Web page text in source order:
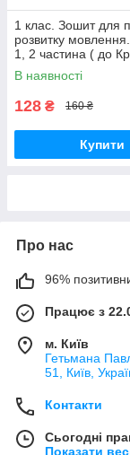
1 клас. Зошит для
розвитку
1, 2 частина ( до
Сапун Г. ПІП
В наявності
128 ₴ 160 ₴
Купити
Про нас
96%
Працює з
м. Київ
Гетьмана
51, Київ,
Контакти
Сьогодні
Показати